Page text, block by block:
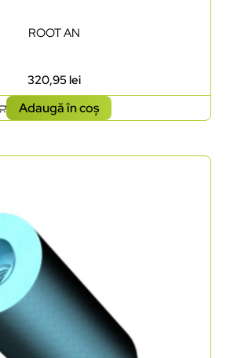
ROOT AN
320,95lei
Adaugă în coș